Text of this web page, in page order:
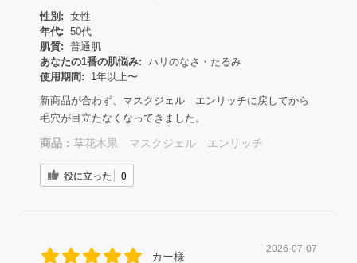
性別: 女性
年代: 50代
肌質: 普通肌
あなたの1番の肌悩み: ハリのなさ・たるみ
使用期間:
1年以上〜
新商品が合わず、マスクジェル エンリッチに戻してから
毛穴が目立たなくなってきました。
商品： 草花木果 マスクジェル エンリッチ
役に立った 0
カー様
2026-07-07